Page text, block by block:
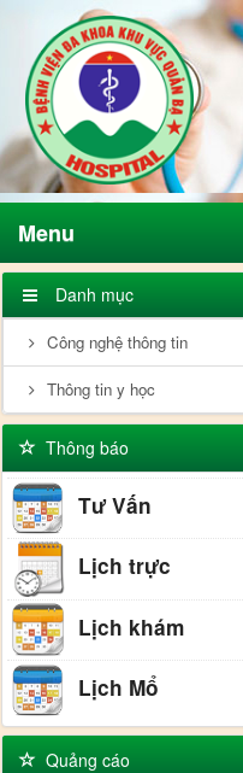
Menu
Danh mục
Công nghệ thông tin
Thông tin y học
Thông báo
Tư Vấn
Lịch trực
Lịch khám
Lịch Mổ
Quảng cáo